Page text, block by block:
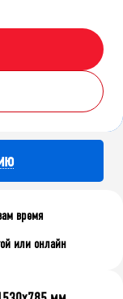
время
или онлайн